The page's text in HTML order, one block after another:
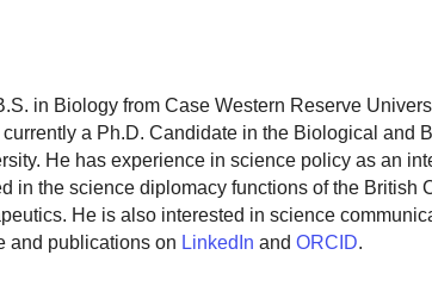
in Biology from Case Western Reserve
a Ph.D. Candidate in the Biological and
He has experience in science policy as an
in the science diplomacy functions of the British
He is also interested in science
and publications on LinkedIn andORCID.